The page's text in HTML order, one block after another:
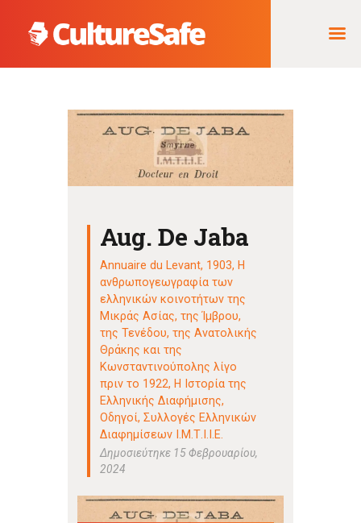
ΑΡΧΙΚΉ
ΦΟΡΈΑΣ ΥΛΟΠΟΊΗΣΗΣ
Aug. De Jaba
Annuaire du Levant, 1903, Η
ανθρωπογεωγραφία των
ελληνικών κοινοτήτων της
Μικράς Ασίας, της Ίμβρου,
της Τενέδου, της Ανατολικής
Θράκης και της
Κωνσταντινούπολης λίγο
πριν το 1922, Η Ιστορία της
Ελληνικής Διαφήμισης,
Οδηγοί,Συλλογές Ελληνικών
Διαφημίσεων Ι.Μ.Τ.Ι.Ι.Ε.
Δημοσιεύτηκε 15 Φεβρουαρίου,
2024